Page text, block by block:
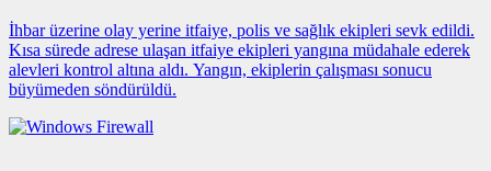
İhbar üzerine olay yerine itfaiye, polis ve sağlık ekipleri sevk edildi.
Kısa sürede adrese ulaşan itfaiye ekipleri yangına müdahale ederek
alevleri kontrol altına aldı. Yangın, ekiplerin çalışması sonucu
büyümeden söndürüldü.